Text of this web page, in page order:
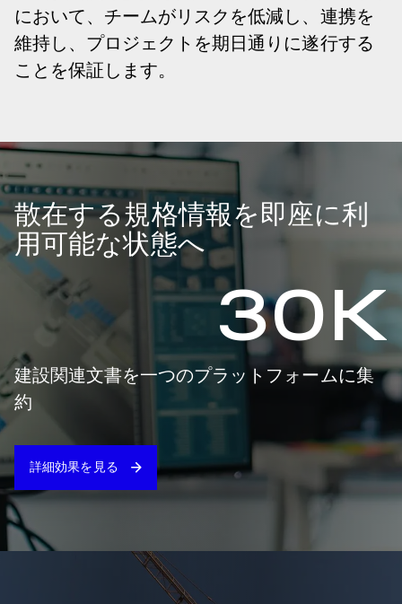
において、チームがリスクを低減し、連携を
維持し、プロジェクトを期日通りに遂行する
ことを保証します。
散在する規格情報を即座に利
用可能な状態へ
30K
建設関連文書を一つのプラットフォームに集
約
詳細効果を見る